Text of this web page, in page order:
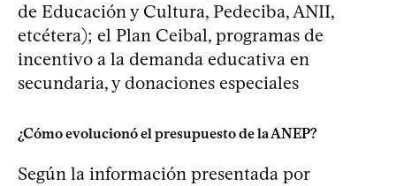
de Educación y Cultura, Pedeciba, ANII,
etcétera); el Plan Ceibal, programas de
incentivo a la demanda educativa en
secundaria, y donaciones especiales
¿Cómo evolucionó el presupuesto de la ANEP?
Según la información presentada por